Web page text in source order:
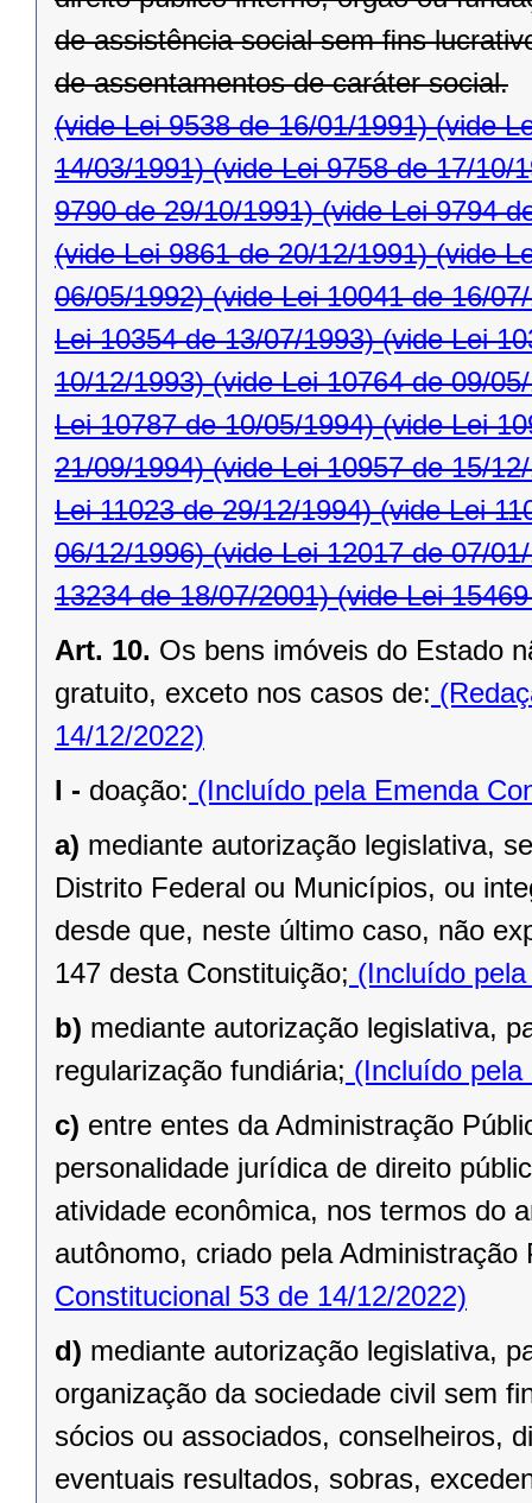
de assistência social sem ﬁns
de assentamentos de caráter social.
(vide Lei 9538 de 16/01/1991)(vide
14/03/1991)(vide Lei 9758 de 17/10/
9790 de 29/10/1991)(vide Lei 9794
(vide Lei 9861 de 20/12/1991)(vide
06/05/1992)(vide Lei 10041 de 16/
Lei 10354 de 13/07/1993)(vide Lei
10/12/1993)(vide Lei 10764 de 09/
Lei 10787 de 10/05/1994)(vide Lei
21/09/1994)(vide Lei 10957 de 15/
Lei 11023 de 29/12/1994)(vide Lei
06/12/1996)(vide Lei 12017 de 07/
13234 de 18/07/2001)(vide Lei
Art. 10. Os bens imóveis do Estado
gratuito, exceto nos casos de:
14/12/2022)
I - doação: (Incluído pela Emenda
a) mediante autorização legislativa,
Distrito Federal ou Municípios, ou
desde que, neste último caso, não
147 desta Constituição; (Incluído
b) mediante autorização legislativa,
regularização fundiária; (Incluído pela
c) entre entes da Administração
personalidade jurídica de direito
atividade econômica, nos termos do
autônomo, criado pela Administração
Constitucional 53 de 14/12/2022)
d) mediante autorização legislativa,
organização da sociedade civil sem
sócios ou associados, conselheiros,
eventuais resultados, sobras,